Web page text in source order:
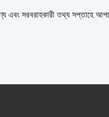
এবং সরবরাহকারী তথ্য সপ্তাহে